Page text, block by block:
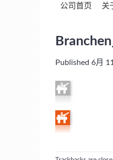
公司首页 关
Published 6月